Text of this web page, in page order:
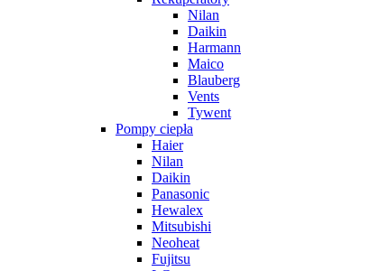
Nilan
Daikin
Harmann
Maico
Blauberg
Vents
Tywent
Pompy ciepła
Haier
Nilan
Daikin
Panasonic
Hewalex
Mitsubishi
Neoheat
Fujitsu